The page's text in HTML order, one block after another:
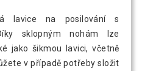
lavice na posilování s
sklopným nohám lze
jako šikmou lavici, včetně
v případě potřeby složit